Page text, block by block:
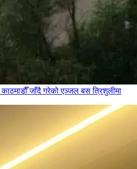
जाँदै गरेको एञ्जल बस त्रिशुलीमा